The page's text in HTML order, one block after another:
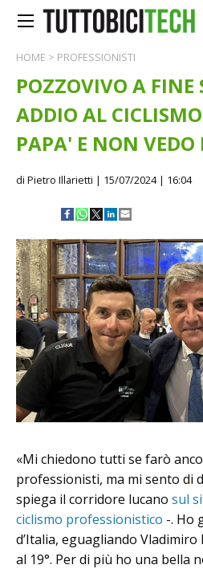
HOME > PROFESSIONISTI
POZZOVIVO A FINE
ADDIO AL
PAPA' E NON VEDO
di Pietro Illarietti | 15/07/2024 | 16:04
«Mi chiedono tutti se farò
professionisti, ma mi sento di
spiega il corridore lucano sul
ciclismo professionistico -. Ho
d’Italia, eguagliando
al 19°. Per di più ho una bella